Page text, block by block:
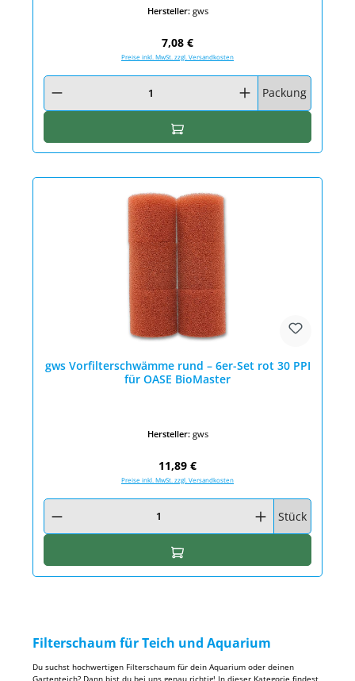
Hersteller: gws
Regulärer Preis:
7,08 €
Preise inkl. MwSt. zzgl. Versandkosten
Produkt Anzahl: Gib den gewünschten Wert ein oder benutze die
Packung
In den Warenkorb
gws Vorfilterschwämme rund – 6er-Set rot 30 PPI
für OASE BioMaster
Hersteller: gws
Regulärer Preis:
11,89 €
Preise inkl. MwSt. zzgl. Versandkosten
Produkt Anzahl: Gib den gewünschten Wert ein oder benutze die
Stück
In den Warenkorb
Filterschaum für Teich und Aquarium
Du suchst hochwertigen Filterschaum für dein Aquarium oder deinen
Gartenteich? Dann bist du bei uns genau richtig! In dieser Kategorie findest